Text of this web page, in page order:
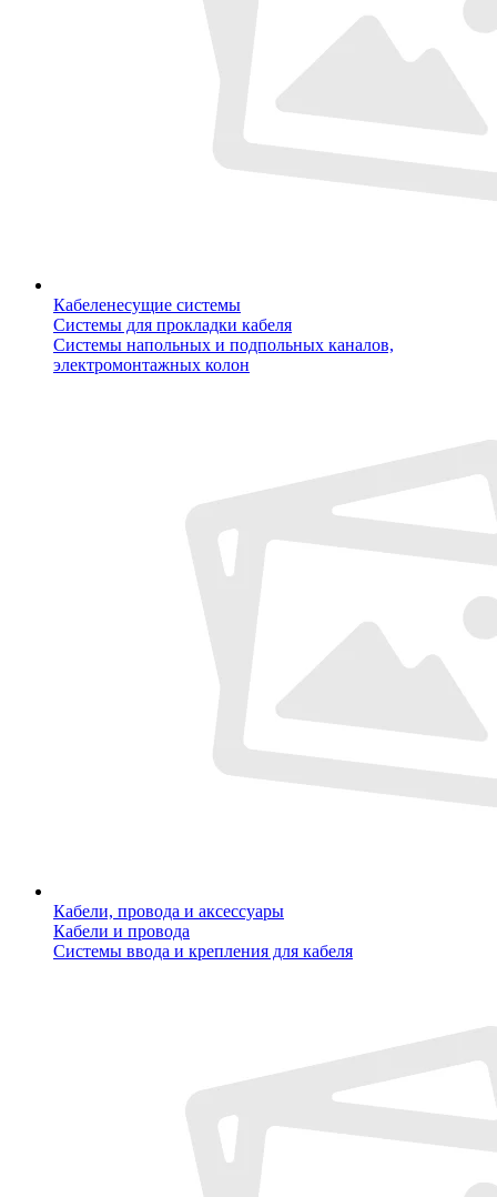
Кабеленесущие системы
Системы для прокладки кабеля
Системы напольных и подпольных каналов,
электромонтажных колон
Кабели, провода и аксессуары
Кабели и провода
Системы ввода и крепления для кабеля